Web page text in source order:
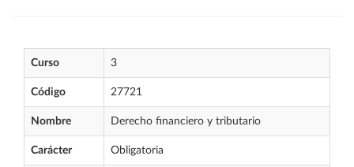
Curso 3
Código 27721
Nombre Derecho financiero y tributario
Carácter Obligatoria